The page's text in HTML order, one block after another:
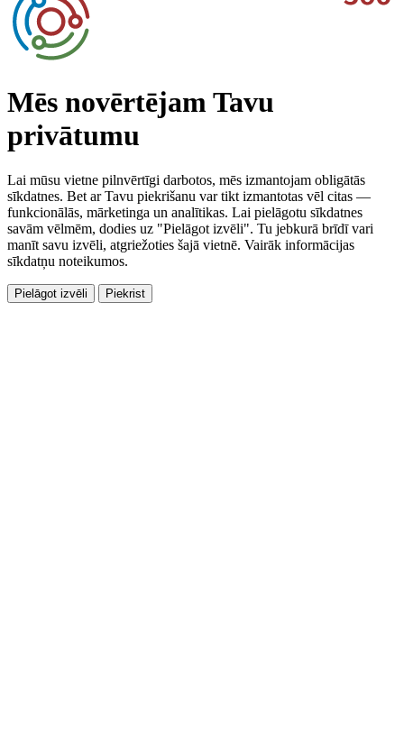
Mēs novērtējam Tavu
privātumu
Lai mūsu vietne pilnvērtīgi darbotos, mēs izmantojam obligātās
sīkdatnes. Bet ar Tavu piekrišanu var tikt izmantotas vēl citas —
funkcionālās, mārketinga un analītikas. Lai pielāgotu sīkdatnes
savām vēlmēm, dodies uz "Pielāgot izvēli". Tu jebkurā brīdī vari
manīt savu izvēli, atgriežoties šajā vietnē. Vairāk informācijas
sīkdatņu noteikumos.
Pielāgot izvēli Piekrist